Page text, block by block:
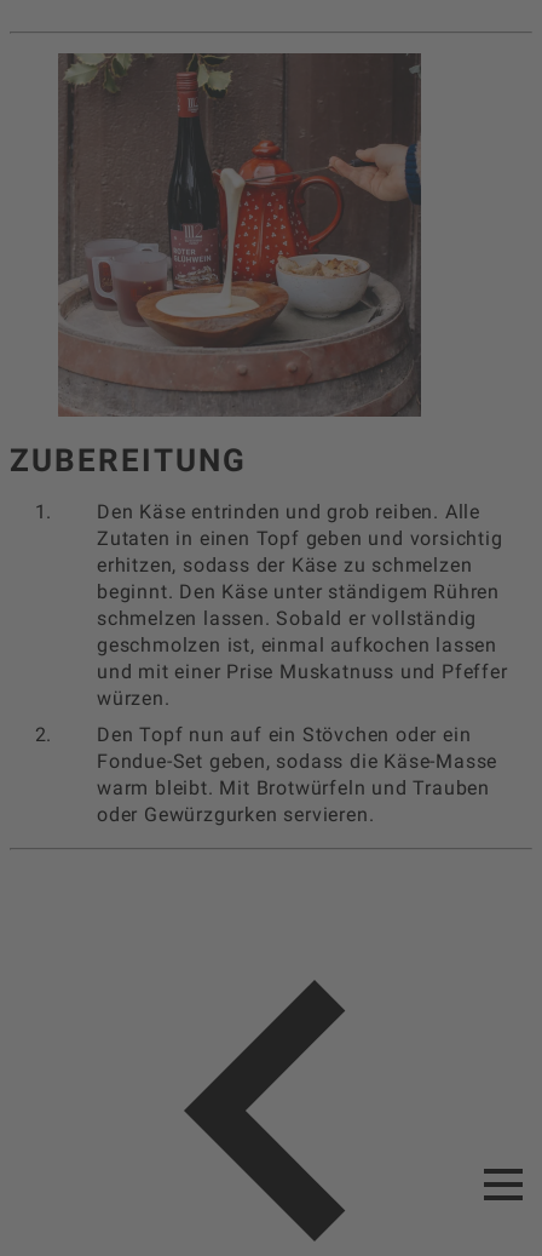
ZUBEREITUNG
Den Käse entrinden und grob reiben. Alle
Zutaten in einen Topf geben und vorsichtig
erhitzen, sodass der Käse zu schmelzen
beginnt. Den Käse unter ständigem Rühren
schmelzen lassen. Sobald er vollständig
geschmolzen ist, einmal aufkochen lassen
und mit einer Prise Muskatnuss und Pfeffer
würzen.
Den Topf nun auf ein Stövchen oder ein
Fondue-Set geben, sodass die Käse-Masse
warm bleibt. Mit Brotwürfeln und Trauben
oder Gewürzgurken servieren.